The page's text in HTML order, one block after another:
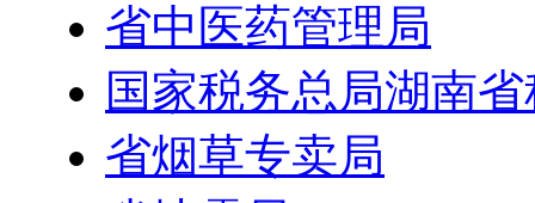
省中医药管理局
国家税务总局湖南
省烟草专卖局